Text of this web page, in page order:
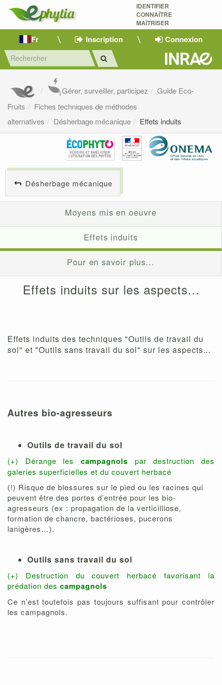
IDENTIFIER
CONNAÎTRE
MAÎTRISER
Fr Inscription Connexion
Gérer, surveiller, participez
Guide Eco-
Fruits
Fiches techniques de méthodes
alternatives
Désherbage mécanique Effets induits
Désherbage mécanique
Moyens mis en oeuvre
Effets induits
Pour en savoir plus...
Effets induits sur les aspects...
Effets induits des techniques "Outils de travail du
sol" et "Outils sans travail du sol" sur les aspects...
Autres bio-agresseurs
Outils de travail du sol
(+) Dérange les campagnols par destruction des
galeries superficielles et du couvert herbacé
(!) Risque de blessures sur le pied ou les racines qui
peuvent être des portes d’entrée pour les bio-
agresseurs (ex : propagation de la verticilliose,
formation de chancre, bactérioses, pucerons
lanigères…).
Outils sans travail du sol
(+) Destruction du couvert herbacé favorisant la
prédation des campagnols
Ce n’est toutefois pas toujours suffisant pour contrôler
les campagnols.